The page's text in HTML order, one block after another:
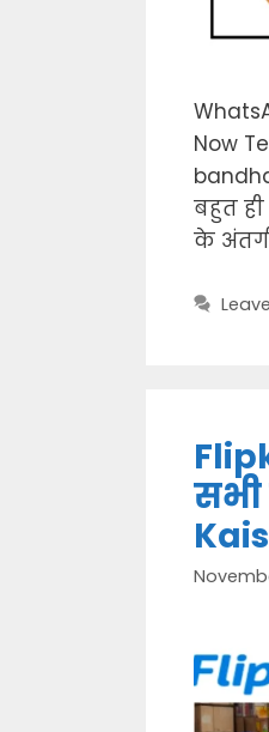
Now
बहुत
के
सभी